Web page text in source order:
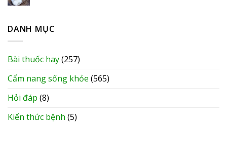
DANH MỤC
Bài thuốc hay(257)
Cẩm nang sống khỏe (565)
Hỏi đáp (8)
Kiến thức bệnh (5)